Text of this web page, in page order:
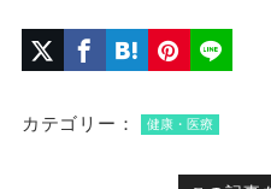
カテゴリー： 健康・医療